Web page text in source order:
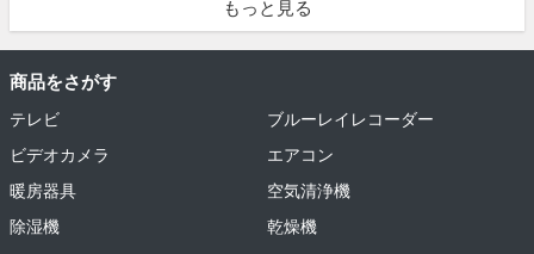
もっと見る
商品をさがす
テレビ
ブルーレイレコーダー
ビデオカメラ
エアコン
暖房器具
空気清浄機
除湿機
乾燥機